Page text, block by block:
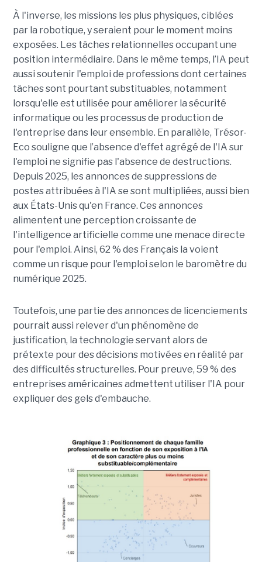
À l'inverse, les missions les plus physiques, ciblées
par la robotique, y seraient pour le moment moins
exposées. Les tâches relationnelles occupant une
position intermédiaire. Dans le même temps, l’IA peut
aussi soutenir l'emploi de professions dont certaines
tâches sont pourtant substituables, notamment
lorsqu'elle est utilisée pour améliorer la sécurité
informatique ou les processus de production de
l'entreprise dans leur ensemble. En parallèle, Trésor-
Eco souligne que l’absence d'effet agrégé de l'IA sur
l'emploi ne signifie pas l'absence de destructions.
Depuis 2025, les annonces de suppressions de
postes attribuées à l'IA se sont multipliées, aussi bien
aux États-Unis qu'en France. Ces annonces
alimentent une perception croissante de
l'intelligence artificielle comme une menace directe
pour l'emploi. Ainsi, 62 % des Français la voient
comme un risque pour l'emploi selon le baromètre du
numérique 2025.
Toutefois, une partie des annonces de licenciements
pourrait aussi relever d'un phénomène de
justification, la technologie servant alors de
prétexte pour des décisions motivées en réalité par
des difficultés structurelles. Pour preuve, 59 % des
entreprises américaines admettent utiliser l'IA pour
expliquer des gels d'embauche.